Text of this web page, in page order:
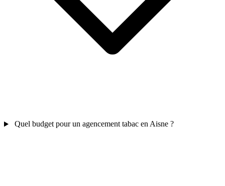
Quel budget pour un agencement tabac en Aisne ?